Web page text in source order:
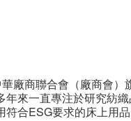
廠商聯合會（廠商會）
來一直專注於研究紡
符合ESG要求的床上用